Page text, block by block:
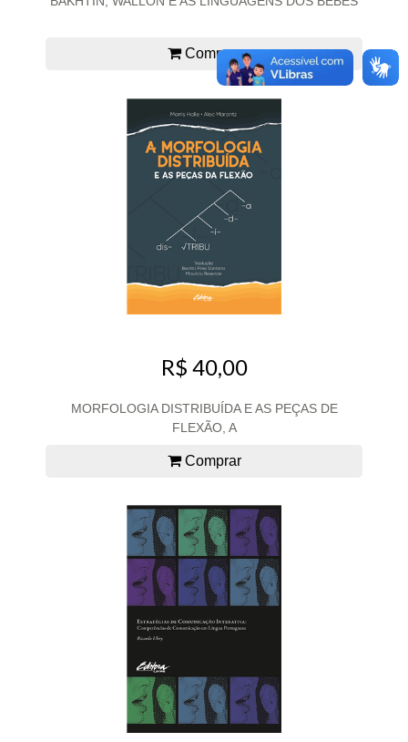
Comprar
R$ 40,00
MORFOLOGIA DISTRIBUÍDA E AS PEÇAS DE
FLEXÃO, A
Comprar